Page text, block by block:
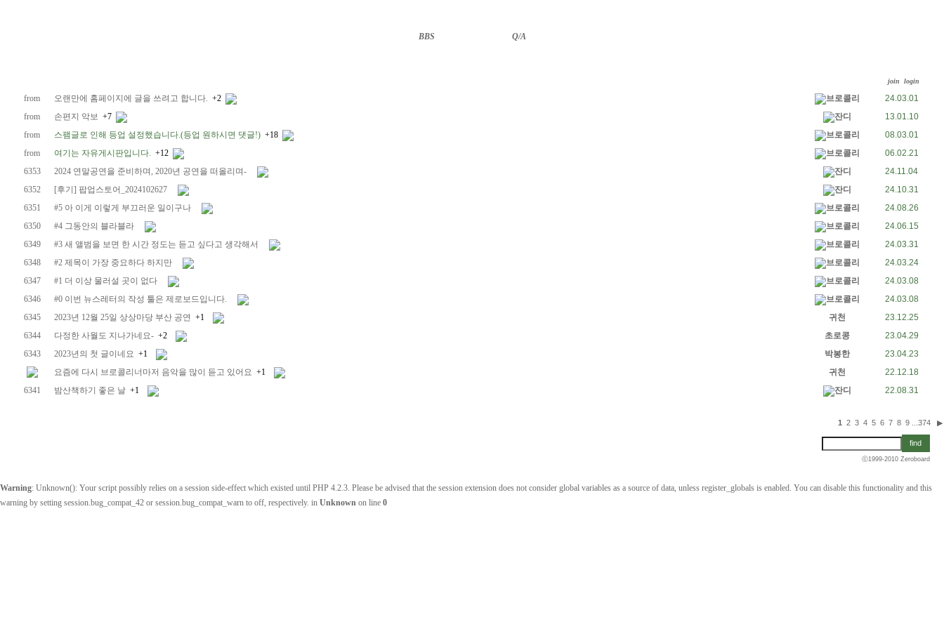
BBS Q/A
join login
from 오랜만에 홈페이지에 글을 쓰려고 합니다. +2 브로콜리
24.03.01
from
손편지 악보 +7 잔디
13.01.10
from
스팸글로 인해 등업 설정했습니다.(등업 원하시면 댓글!) +18 브로콜리
08.03.01
from
여기는 자유게시판입니다. +12 브로콜리
06.02.21
6353
2024 연말공연을 준비하며, 2020년 공연을 떠올리며- 잔디
24.11.04
6352
[후기] 팝업스토어_2024102627 잔디
24.10.31
6351
#5 아 이게 이렇게 부끄러운 일이구나 브로콜리
24.08.26
6350
#4 그동안의 블라블라 브로콜리
24.06.15
6349
#3 새 앨범을 보면 한 시간 정도는 듣고 싶다고 생각해서 브로콜리
24.03.31
6348
#2 제목이 가장 중요하다 하지만 브로콜리
24.03.24
6347
#1 더 이상 물러설 곳이 없다 브로콜리
24.03.08
6346
#0 이번 뉴스레터의 작성 툴은 제로보드입니다. 브로콜리
24.03.08
6345
2023년 12월 25일 상상마당 부산 공연 +1 귀천
23.12.25
6344
다정한 사월도 지나가네요- +2 초로콩
23.04.29
6343
2023년의 첫 글이네요 +1 박봉한
23.04.23
요즘에 다시 브로콜리너마저 음악을 많이 듣고 있어요 +1 귀천
22.12.18
6341
밤산책하기 좋은 날 +1 잔디 22.08.31
1 2 3 4 5 6 7 8 9 374 ▶
ⓒ1999-2010 Zeroboard
Warning: Unknown(): Your script possibly relies on a session side-effect which existed until PHP 4.2.3. Please be advised that the session extension does not consider global variables as a source of data, unless register_globals is enabled. You can disable this functionality and this
warning by setting session.bug_compat_42 or session.bug_compat_warn to off, respectively. in Unknown on line 0